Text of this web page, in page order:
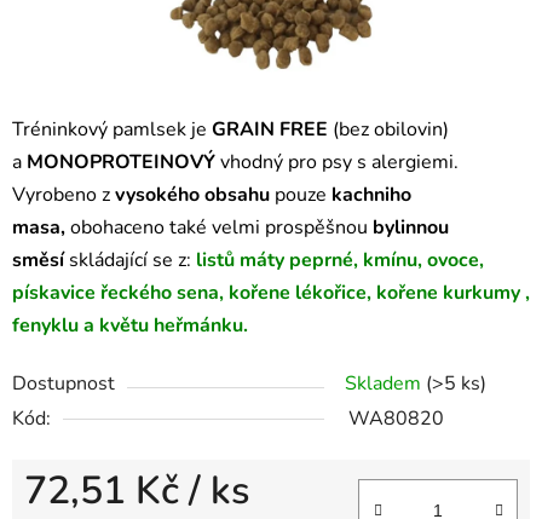
Tréninkový pamlsek je GRAIN FREE (bez obilovin)
a MONOPROTEINOVÝvhodný pro psy s alergiemi.
Vyrobeno zvysokého obsahu pouze kachniho
masa,obohaceno také velmi prospěšnou bylinnou
směsískládající se z: listů máty peprné, kmínu, ovoce,
pískavice řeckého sena, kořene lékořice, kořene kurkumy ,
fenyklu a květu heřmánku.
Dostupnost Skladem (>5 ks)
Kód:
WA80820
72,51 Kč/ ks